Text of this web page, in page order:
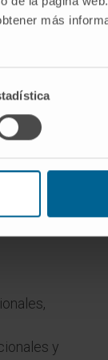
más
entre
y